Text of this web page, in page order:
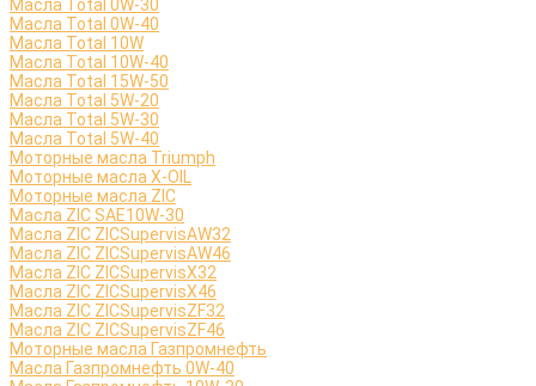
Масла Total 0W-30
Масла Total 0W-40
Масла Total 10W
Масла Total 10W-40
Масла Total 15W-50
Масла Total 5W-20
Масла Total 5W-30
Масла Total 5W-40
Моторные масла Triumph
Моторные масла X-OIL
Моторные масла ZIC
Масла ZIC SAE10W-30
Масла ZIC ZICSupervisAW32
Масла ZIC ZICSupervisAW46
Масла ZIC ZICSupervisX32
Масла ZIC ZICSupervisX46
Масла ZIC ZICSupervisZF32
Масла ZIC ZICSupervisZF46
Моторные масла Газпромнефть
Масла Газпромнефть 0W-40